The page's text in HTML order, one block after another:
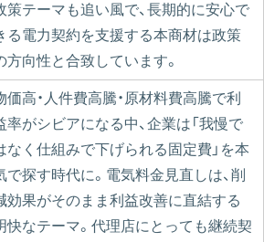
策テーマも追い風で、長期的に安心で
る電力契約を支援する本商材は政策
方向性と合致しています。
価高・人件費高騰・原材料費高騰で利
率がシビアになる中、企業は「我慢で
なく仕組みで下げられる固定費」を本
で探す時代に。電気料金見直しは、削
効果がそのまま利益改善に直結する
快なテーマ。代理店にとっても継続契